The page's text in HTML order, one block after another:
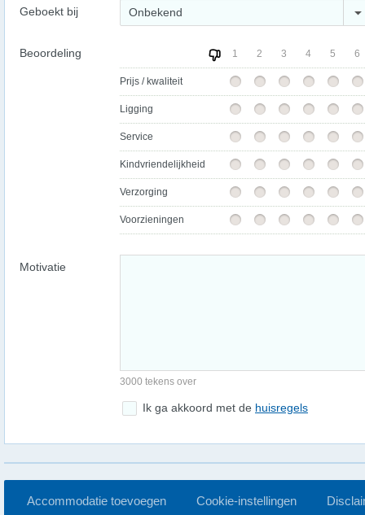
Geboekt bij Onbekend
Beoordeling 1 2 3 4 5 6
Prijs / kwaliteit
Ligging
Service
Kindvriendelijkheid
Verzorging
Voorzieningen
Motivatie
3000 tekens over
Ik ga akkoord met de huisregels
Accommodatie toevoegen Cookie-instellingen